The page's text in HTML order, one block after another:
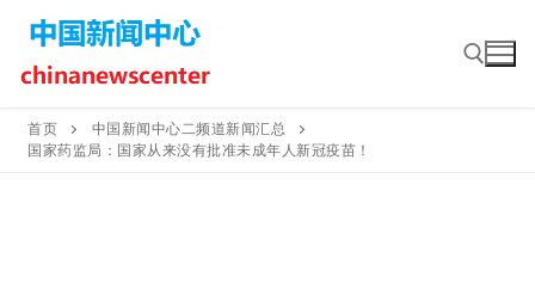
content
首页
中国新闻中心二频道新闻汇总
国家药监局：国家从来没有批准未成年人新冠疫苗！